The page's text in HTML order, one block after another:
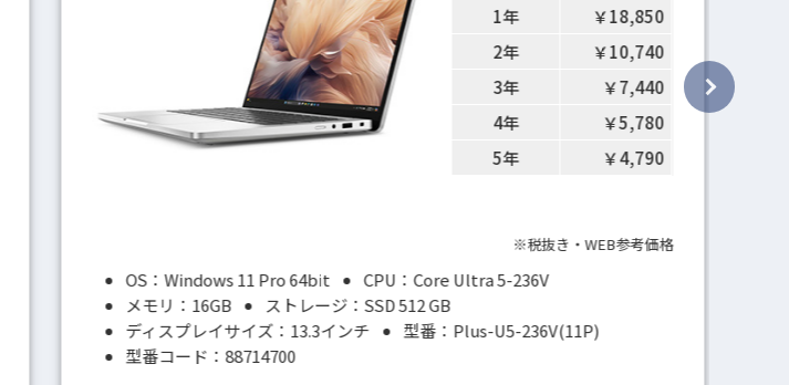
1年
￥18,850
2年
￥10,740
3年
￥7,440
4年
￥5,780
5年
￥4,790
※税抜き・WEB参考価格
OS：Windows 11 Pro 64bit
CPU：Core Ultra 5-236V
メモリ：16GB
ストレージ：SSD 512 GB
ディスプレイサイズ：13.3インチ
型番：Plus-U5-236V(11P)
型番コード：88714700